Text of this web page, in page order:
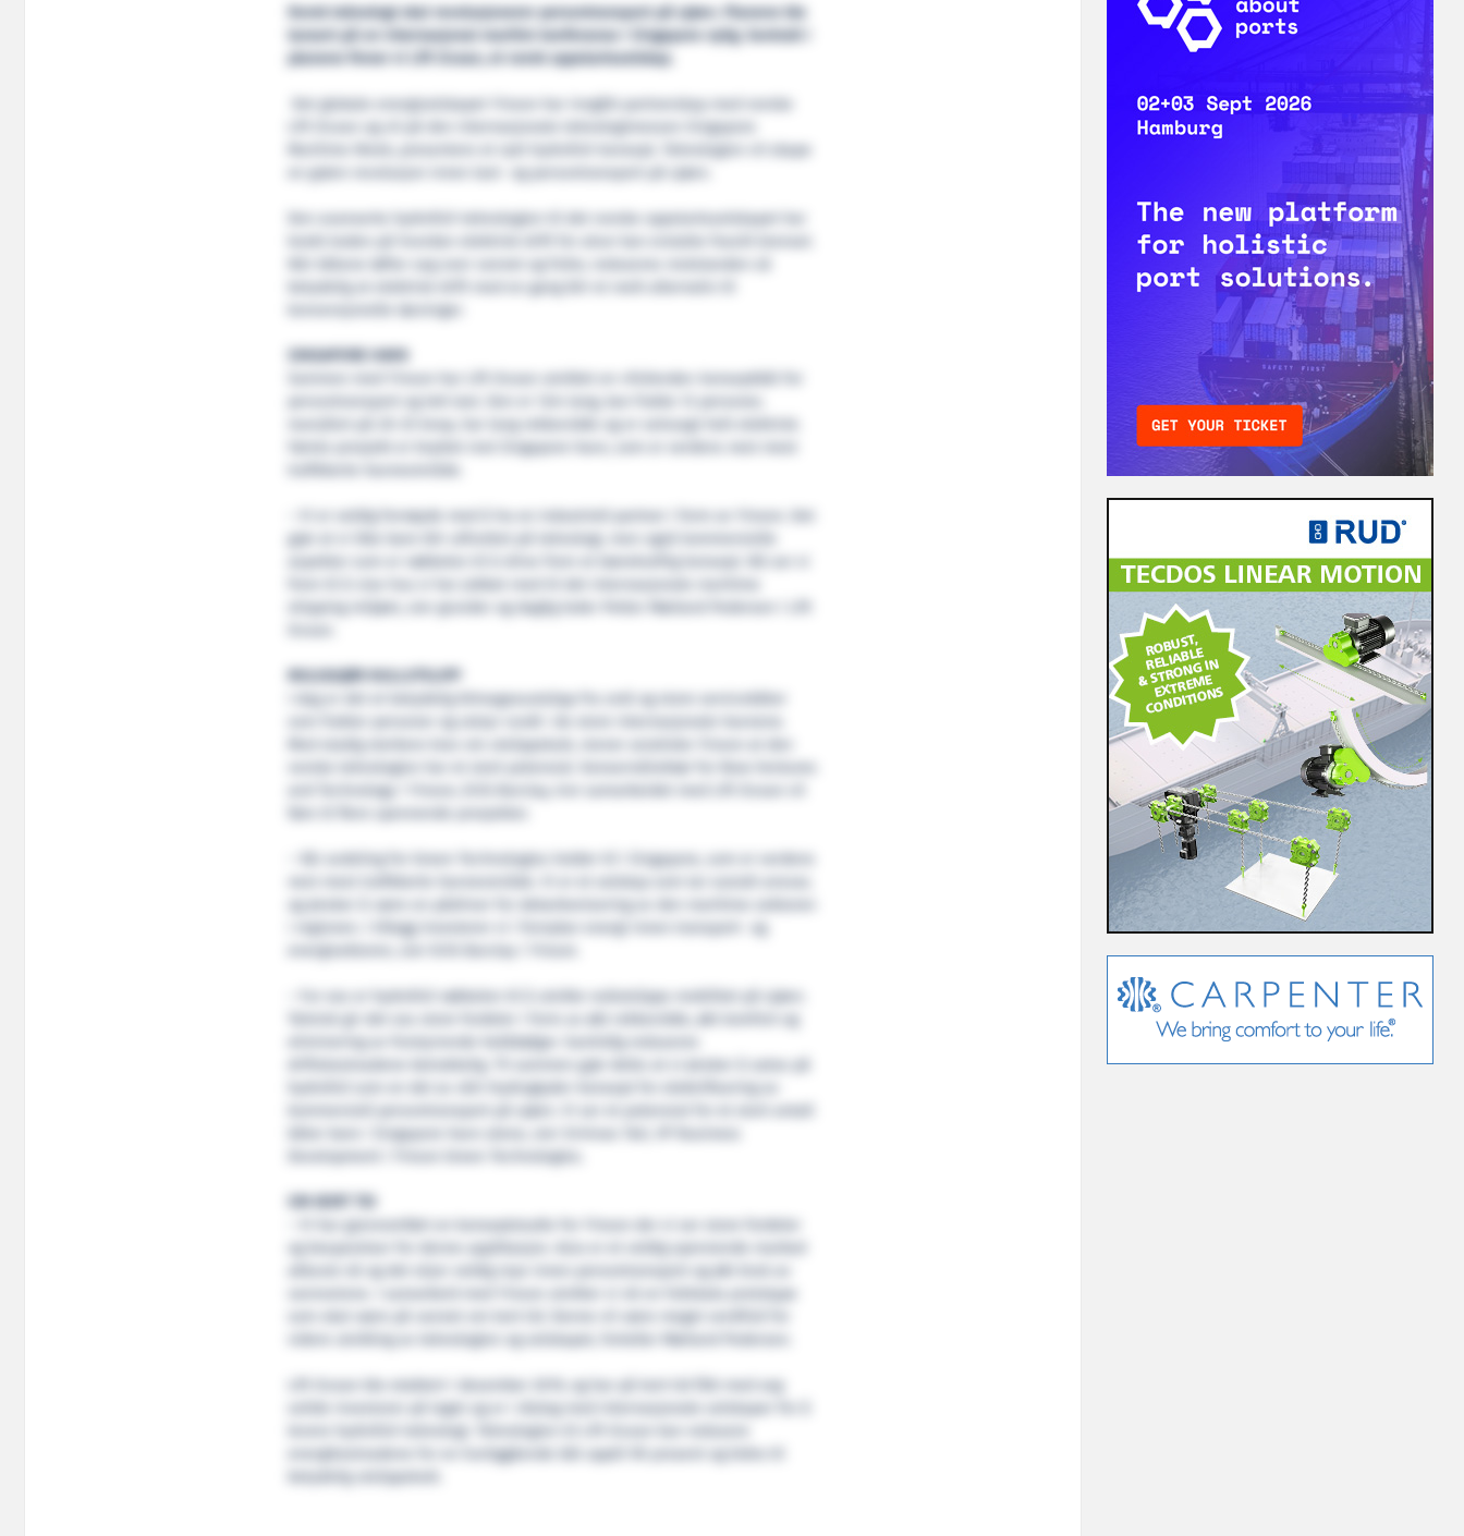
Norsk teknologi skal revolusjonerer persontransport på sjøen. Planene ble
lansert på en internasjonal maritim konferanse i Singapore nylig. Sentralt i
planene finner vi Lift Ocean, et norsk oppstartsselskap.
Det globale energiselskapet Yinson har inngått partnerskap med norske
Lift Ocean og vil på den internasjonale teknologimessen Singapore
Maritime Week, presentere et nytt hydrofoil-konsept. Teknologien vil skape
en grønn revolusjon innen last- og persontransport på sjøen.
Den avanserte hydrofoil-teknologien til det norske oppstartsselskapet har
Når båtene løfter seg over vannet og foiler, reduseres motstanden så
konvensjonelle løsninger.
SINGAPORE HAVN
Sammen med Yinson har Lift Ocean utviklet en «foilende» konseptbåt for
persontransport og lett last. Den er 12m lang, kan frakte 12 personer,
marsjfart på 20-25 knop, har lang rekkevidde og er selvsagt helt elektrisk.
Første prosjekt er knyttet mot Singapore havn, som er verdens nest mest
– Vi er veldig fornøyde med å ha en industriell partner i form av Yinson. Det
gjør at vi ikke bare blir utfordret på teknologi, men også kommersielle
aspekter som er nøkkelen til å drive frem et bærekraftig konsept. Nå ser vi
shipping miljøet, sier grunder og daglig leder Petter Mørland Pedersen i Lift
MULIGGJØR NULLUTSLIPP
I dag er det et betydelig klimagassutslipp fra små og store servicebåter
Med stadig sterkere krav om utslippskutt, mener asiatiske Yinson at den
norske teknologien har et stort potensial. Konserndirektør for New Ventures
and Technology i Yinson, Eirik Barclay, tror samarbeidet med Lift Ocean vil
– Vår avdeling for Green Technologies holder til i Singapore, som er verdens
og ønsker å være en pådriver for dekarbonisering av den maritime sektoren
i regionen. I tillegg investerer vi i fornybar energi innen transport- og
– For oss er hydrofoil nøkkelen til å utvikle nullutslipps mobilitet på sjøen.
eliminering av forstyrrende hekkbølger. Samtidig reduseres
driftskostnadene betraktelig. Til sammen gjør dette at vi ønsker å satse på
hydrofoil som en del av vårt Hydroglyder-konsept for elektrifisering av
kommersiell persontransport på sjøen. Vi ser et potensial for et stort antall
båter bare i Singapore havn alene, sier Srinivas Tati, VP Business
Development i Yinson Green Technologies.
OM KORT TID
– Vi har gjennomført en konseptstudie for Yinson der vi ser store fordeler
og besparelser for denne applikasjon. Asia er et veldig spennende marked
akkurat nå og det skjer veldig mye innen persontransport og økt bruk av
vannveiene. I samarbeid med Yinson utvikler vi nå en fullskala prototype
som skal være på vannet om kort tid. Denne vil være meget verdifull for
videre utvikling av teknologien og selskapet, forteller Mørland Pedersen.
Lift Ocean ble etablert i desember 2019, og har på kort tid fått med seg
solide investorer på laget og er i dialog med internasjonale selskaper for å
levere hydrofoil-teknologi. Teknologien til Lift Ocean kan redusere
energikostnadene for en hurtiggående båt opptil 90 prosent og bidra til
betydelig utslippskutt.